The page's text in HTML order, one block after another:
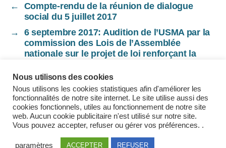
←
Compte-rendu de la réunion de dialogue
social du 5 juillet 2017
→
6 septembre 2017: Audition de l’USMA par la
commission des Lois de l’Assemblée
nationale sur le projet de loi renforçant la
terrorisme.
Mentions légales
Nous utilisons des cookies
Nous utilisons les cookies statistiques afin d'améliorer les
fonctionnalités de notre site internet. Le site utilise aussi des
cookies fonctionnels, utiles au fonctionnement de notre site
web. Aucun cookie publicitaire n'est utilisé sur notre site.
Vous pouvez accepter, refuser ou gérer vos préférences. .
paramètres ACCEPTER REFUSER